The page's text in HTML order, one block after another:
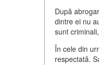
După
dintre ei nu
sunt
În cele din
respectată.